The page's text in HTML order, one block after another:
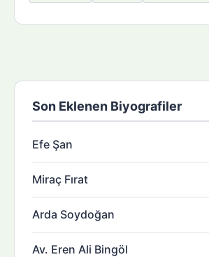
Son Eklenen Biyografiler
Efe Şan
Miraç Fırat
Arda Soydoğan
Av. Eren Ali Bingöl